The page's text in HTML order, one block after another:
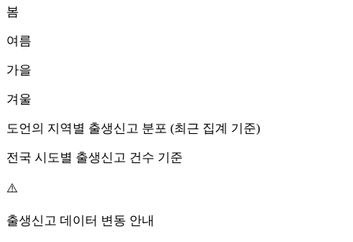
봄
여름
가을
겨울
도언 의 지역별 출생신고 분포 (최근 집계 기준)
전국 시도별 출생신고 건수 기준
⚠️
출생신고 데이터 변동 안내